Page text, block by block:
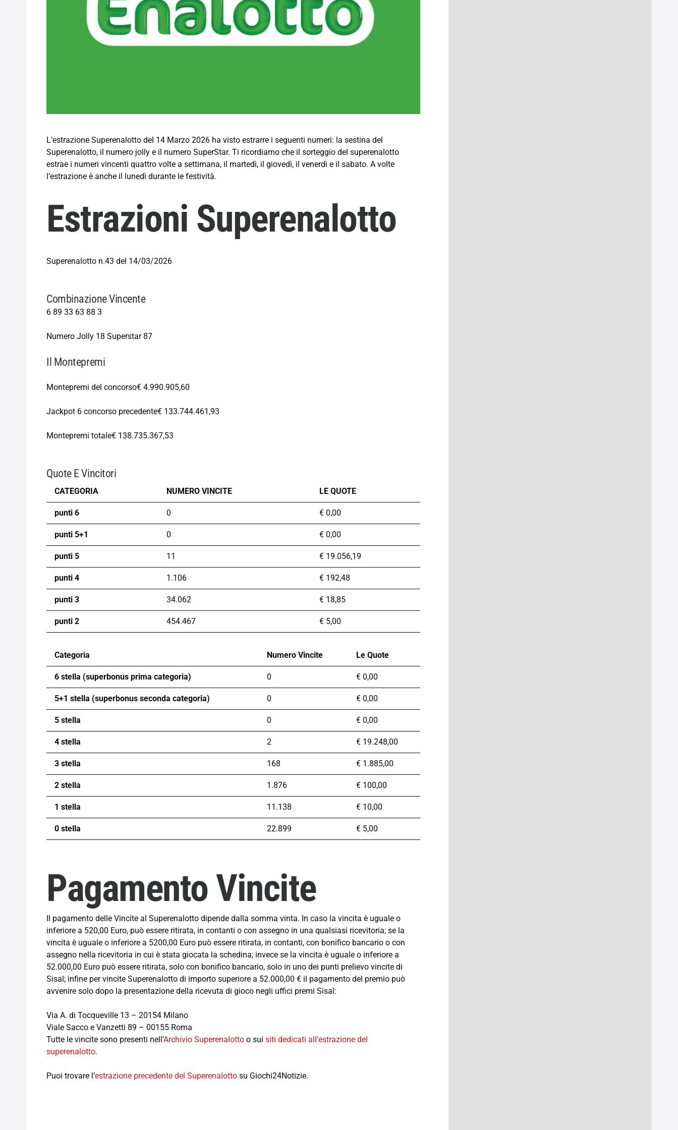
L’estrazione Superenalotto del 14 Marzo 2026 ha visto estrarre i seguenti numeri: la sestina del
Superenalotto, il numero jolly e il numero SuperStar. Ti ricordiamo che il sorteggio del superenalotto
estrae i numeri vincenti quattro volte a settimana, il martedì, il giovedì, il venerdì e il sabato. A volte
l’estrazione è anche il lunedì durante le festività.
Estrazioni Superenalotto
Superenalotto n.43 del 14/03/2026
Combinazione Vincente
6 89 33 63 88 3
Numero Jolly 18 Superstar87
Il Montepremi
Montepremi del concorso€ 4.990.905,60
Jackpot 6 concorso precedente€ 133.744.461,93
Montepremi totale€ 138.735.367,53
Quote E Vincitori
CATEGORIA NUMERO VINCITE LE QUOTE
punti 6 0 € 0,00
punti 5+1 0 € 0,00
punti 5 11 € 19.056,19
punti 4 1.106 € 192,48
punti 3 34.062 € 18,85
punti 2 454.467 € 5,00
Categoria Numero Vincite Le Quote
6 stella (superbonus prima categoria) 0 € 0,00
5+1 stella (superbonus seconda categoria) 0 € 0,00
5 stella 0 € 0,00
4 stella 2 € 19.248,00
3 stella 168 € 1.885,00
2 stella 1.876 € 100,00
1 stella 11.138 € 10,00
0 stella 22.899 € 5,00
Pagamento Vincite
Il pagamento delle Vincite al Superenalotto dipende dalla somma vinta. In caso la vincita è uguale o
inferiore a 520,00 Euro, può essere ritirata, in contanti o con assegno in una qualsiasi ricevitoria; se la
vincita è uguale o inferiore a 5200,00 Euro può essere ritirata, in contanti, con bonifico bancario o con
assegno nella ricevitoria in cui è stata giocata la schedina; invece se la vincita è uguale o inferiore a
52.000,00 Euro può essere ritirata, solo con bonifico bancario, solo in uno dei punti prelievo vincite di
Sisal; infine per vincite Superenalotto di importo superiore a 52.000,00 € il pagamento del premio può
avvenire solo dopo la presentazione della ricevuta di gioco negli uffici premi Sisal:
Via A. di Tocqueville 13 – 20154 Milano
Viale Sacco e Vanzetti 89 – 00155 Roma
Tutte le vincite sono presenti nell’Archivio Superenalotto o sui siti dedicati all’estrazione del
superenalotto.
Puoi trovare l’estrazione precedente del Superenalotto su Giochi24Notizie.